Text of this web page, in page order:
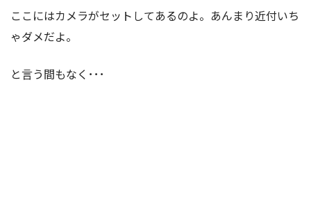
ここにはカメラがセットしてあるのよ。あんまり近付いち
ゃダメだよ。
と言う間もなく･･･